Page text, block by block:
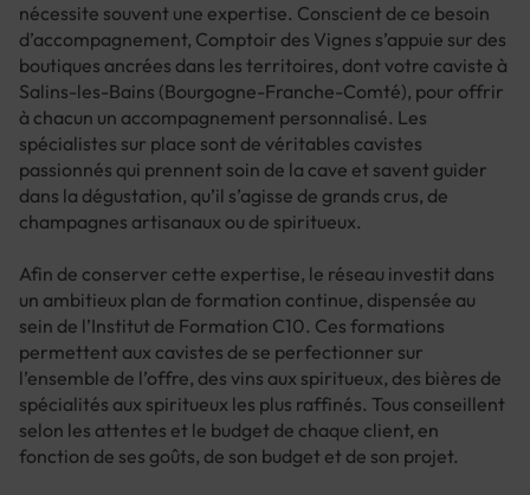
nécessite souvent une expertise. Conscient de ce besoin
d’accompagnement, Comptoir des Vignes s’appuie sur des
boutiques ancrées dans les territoires, dont votre caviste à
Salins-les-Bains (Bourgogne-Franche-Comté), pour offrir
à chacun un accompagnement personnalisé. Les
spécialistes sur place sont de véritables cavistes
passionnés qui prennent soin de la cave et savent guider
dans la dégustation, qu’il s’agisse de grands crus, de
champagnes artisanaux ou de spiritueux.
Afin de conserver cette expertise, le réseau investit dans
un ambitieux plan de formation continue, dispensée au
sein de l’Institut de Formation C10. Ces formations
permettent aux cavistes de se perfectionner sur
l’ensemble de l’offre, des vins aux spiritueux, des bières de
spécialités aux spiritueux les plus raffinés. Tous conseillent
selon les attentes et le budget de chaque client, en
fonction de ses goûts, de son budget et de son projet.